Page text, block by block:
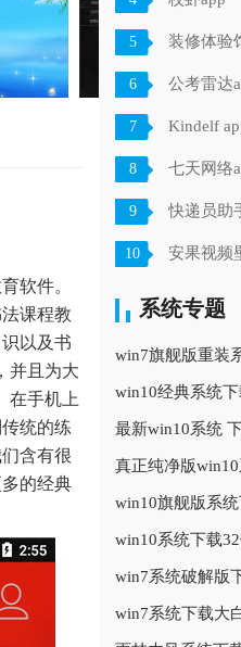
软件。
课程教
以及书
并且为大
在手机上
统的练
含有很
的经典
5 装修体验
6 公考雷达
7 Kindelf
8 七天网络
9 快递员助
10 安果视频
系统专题
win7旗舰版重装
win10经典系统下
最新win10系统
真正纯净版
win10旗舰版系
win10系统下载
win7系统破解版
win7系统下载大